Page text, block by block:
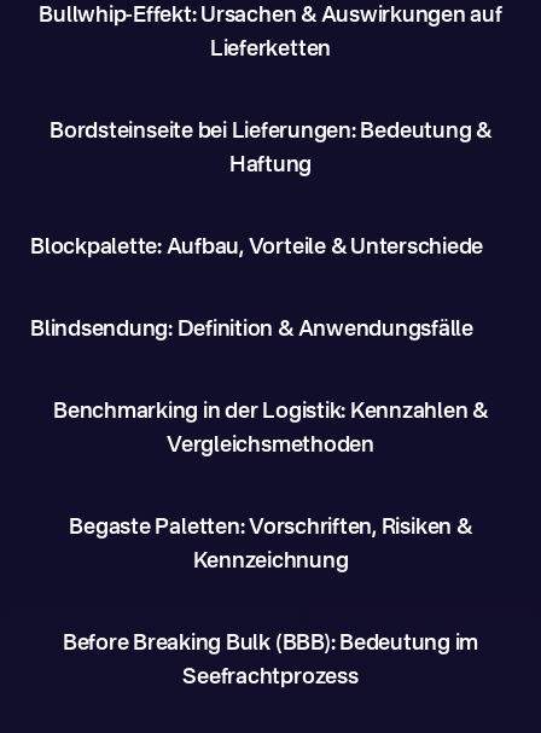
Bullwhip-Effekt: Ursachen & Auswirkungen auf
Lieferketten
Bordsteinseite bei Lieferungen: Bedeutung &
Haftung
Blockpalette: Aufbau, Vorteile & Unterschiede
Blindsendung: Definition & Anwendungsfälle
Benchmarking in der Logistik: Kennzahlen &
Vergleichsmethoden
Begaste Paletten: Vorschriften, Risiken &
Kennzeichnung
Before Breaking Bulk (BBB): Bedeutung im
Seefrachtprozess